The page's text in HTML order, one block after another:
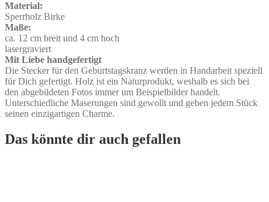
Material:
Sperrholz Birke
Maße:
ca. 12 cm breit und 4 cm hoch
lasergraviert
Mit Liebe handgefertigt
Die Stecker für den Geburtstagskranz werden in Handarbeit speziell
für Dich gefertigt. Holz ist ein Naturprodukt, weshalb es sich bei
den abgebildeten Fotos immer um Beispielbilder handelt.
Unterschiedliche Maserungen sind gewollt und geben jedem Stück
seinen einzigartigen Charme.
Das könnte dir auch gefallen